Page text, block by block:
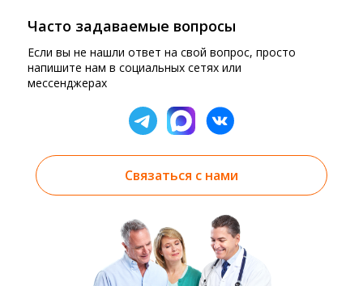
Часто задаваемые вопросы
Если вы не нашли ответ на свой вопрос, просто
напишите нам в социальных сетях или
мессенджерах
Связаться с нами